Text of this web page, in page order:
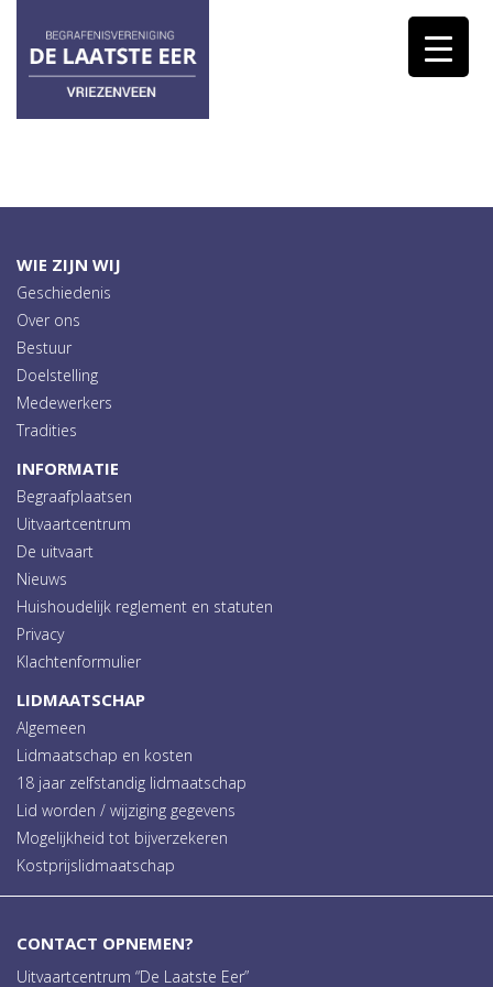
WIE ZIJN WIJ
Geschiedenis
Over ons
Bestuur
Doelstelling
Medewerkers
Tradities
INFORMATIE
Begraafplaatsen
Uitvaartcentrum
De uitvaart
Nieuws
Huishoudelijk reglement en statuten
Privacy
Klachtenformulier
LIDMAATSCHAP
Algemeen
Lidmaatschap en kosten
18 jaar zelfstandig lidmaatschap
Lid worden / wijziging gegevens
Mogelijkheid tot bijverzekeren
Kostprijslidmaatschap
CONTACT OPNEMEN?
Uitvaartcentrum “De Laatste Eer”